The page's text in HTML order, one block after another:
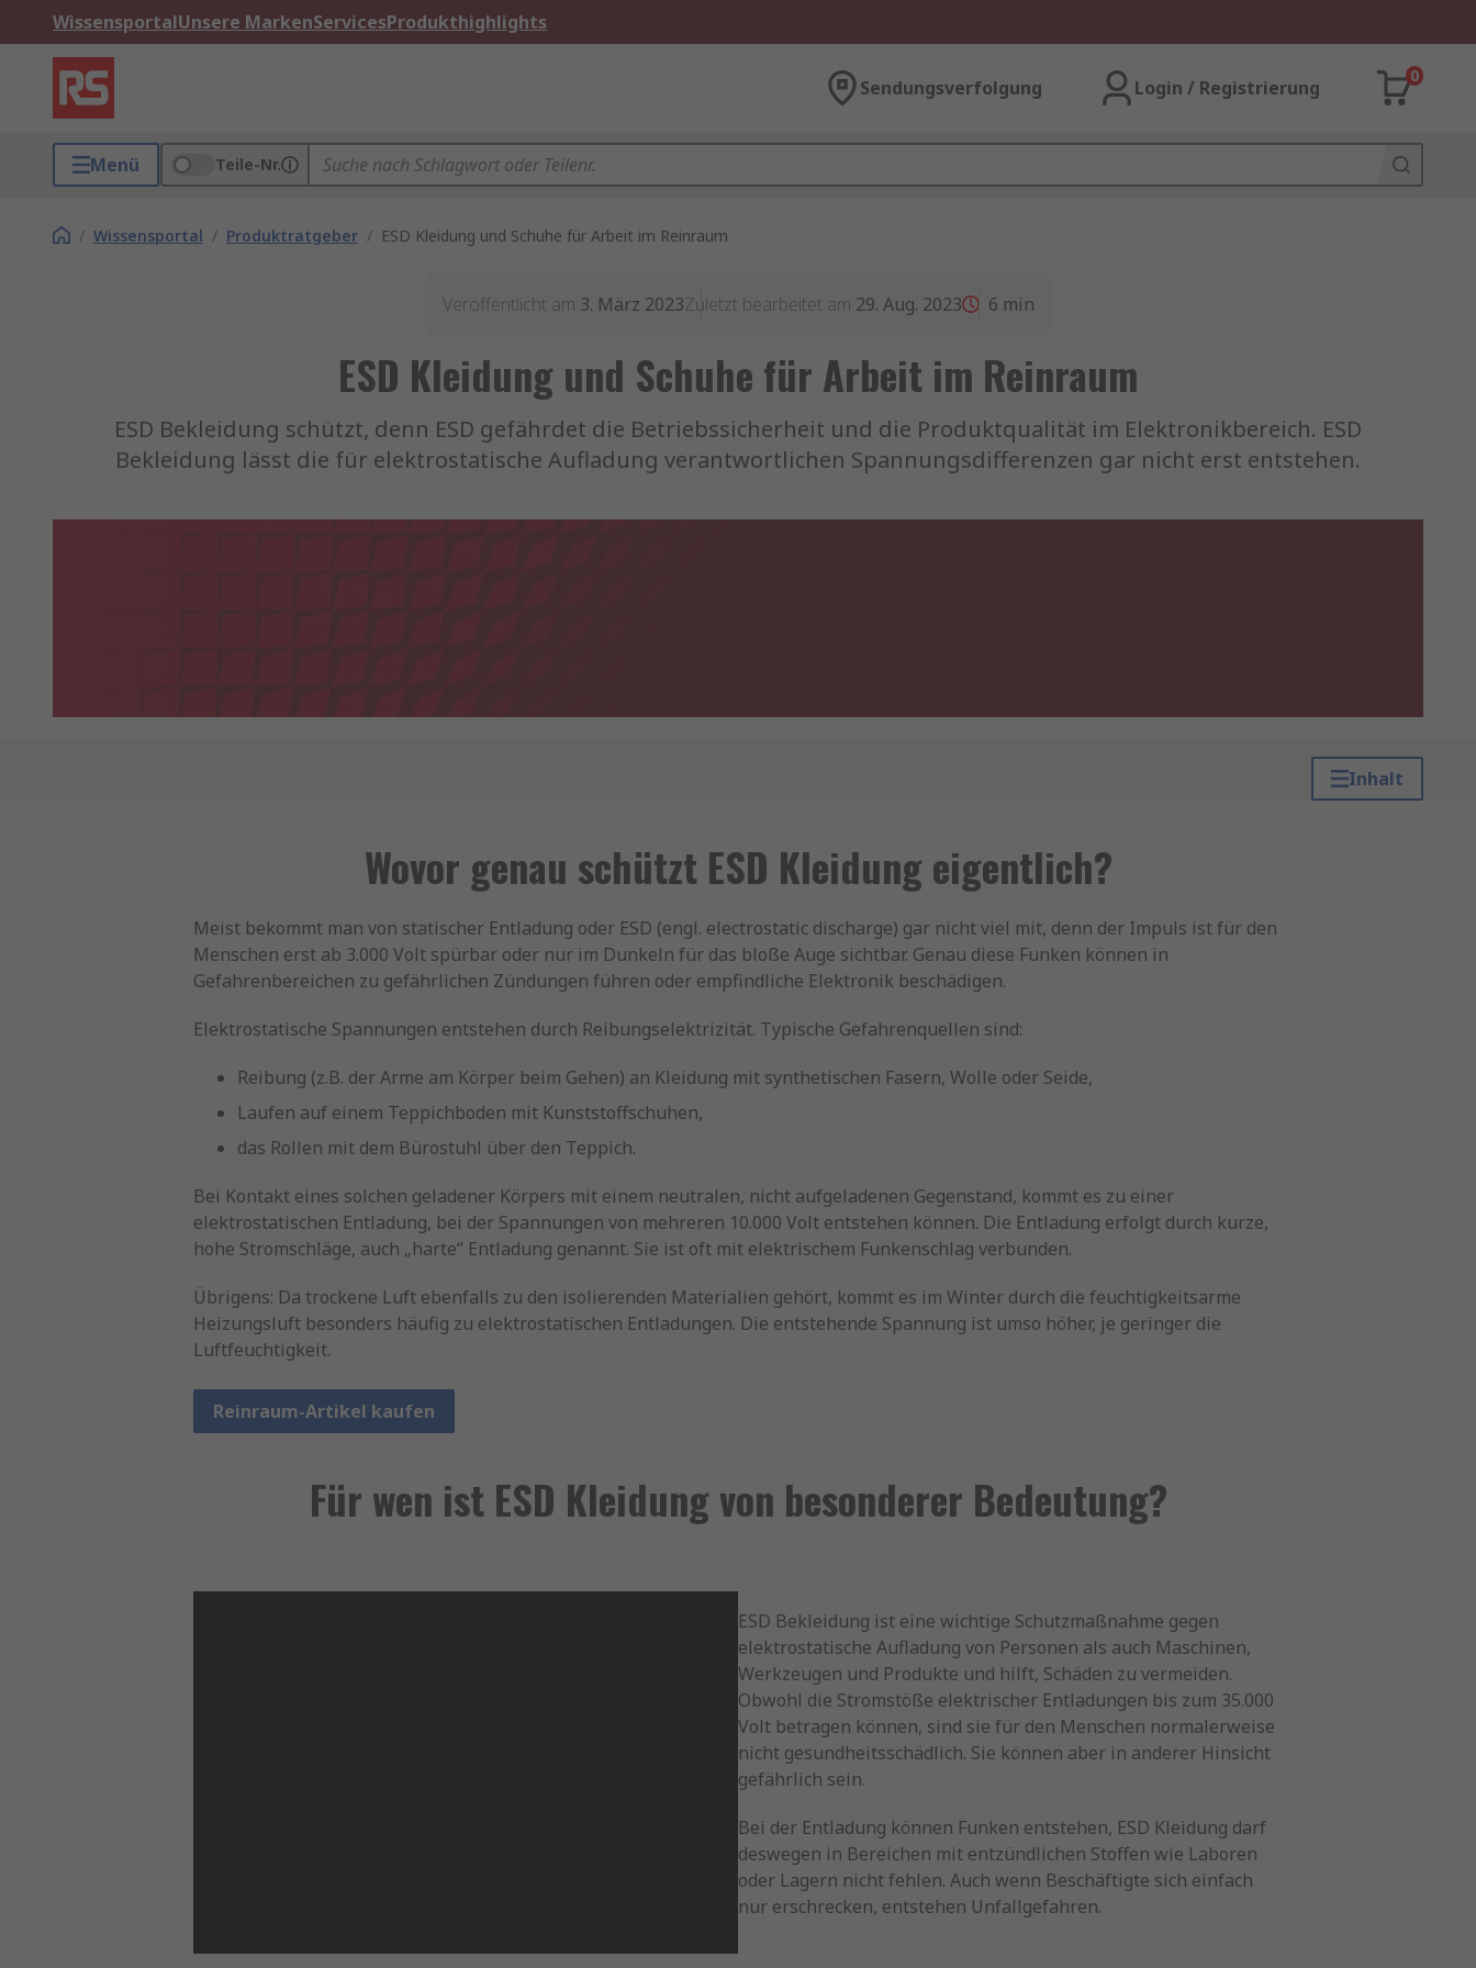
WissensportalUnsere MarkenServicesProdukthighlights
Sendungsverfolgung Login / Registrierung
0
Menü Teile-Nr.
/ Wissensportal / Produktratgeber / ESD Kleidung und Schuhe für Arbeit im Reinraum
Veröffentlicht am 3. März 2023Zuletzt bearbeitet am 29. Aug. 2023 6 min
ESD Kleidung und Schuhe für Arbeit im Reinraum
ESD Bekleidung schützt, denn ESD gefährdet die Betriebssicherheit und die Produktqualität im Elektronikbereich. ESD
Bekleidung lässt die für elektrostatische Aufladung verantwortlichen Spannungsdifferenzen gar nicht erst entstehen.
Inhalt
Wovor genau schützt ESD Kleidung eigentlich?
Meist bekommt man von statischer Entladung oder ESD (engl. electrostatic discharge) gar nicht viel mit, denn der Impuls ist für den
Menschen erst ab 3.000 Volt spürbar oder nur im Dunkeln für das bloße Auge sichtbar. Genau diese Funken können in
Gefahrenbereichen zu gefährlichen Zündungen führen oder empfindliche Elektronik beschädigen.
Elektrostatische Spannungen entstehen durch Reibungselektrizität. Typische Gefahrenquellen sind:
Reibung (z.B. der Arme am Körper beim Gehen) an Kleidung mit synthetischen Fasern, Wolle oder Seide,
Laufen auf einem Teppichboden mit Kunststoffschuhen,
das Rollen mit dem Bürostuhl über den Teppich.
Bei Kontakt eines solchen geladener Körpers mit einem neutralen, nicht aufgeladenen Gegenstand, kommt es zu einer
elektrostatischen Entladung, bei der Spannungen von mehreren 10.000 Volt entstehen können. Die Entladung erfolgt durch kurze,
hohe Stromschläge, auch „harte“ Entladung genannt. Sie ist oft mit elektrischem Funkenschlag verbunden.
Übrigens: Da trockene Luft ebenfalls zu den isolierenden Materialien gehört, kommt es im Winter durch die feuchtigkeitsarme
Heizungsluft besonders häufig zu elektrostatischen Entladungen. Die entstehende Spannung ist umso höher, je geringer die
Luftfeuchtigkeit.
Reinraum-Artikel kaufen
Für wen ist ESD Kleidung von besonderer Bedeutung?
ESD Bekleidung ist eine wichtige Schutzmaßnahme gegen
elektrostatische Aufladung von Personen als auch Maschinen,
Werkzeugen und Produkte und hilft, Schäden zu vermeiden.
Obwohl die Stromstöße elektrischer Entladungen bis zum 35.000
Volt betragen können, sind sie für den Menschen normalerweise
nicht gesundheitsschädlich. Sie können aber in anderer Hinsicht
gefährlich sein.
Bei der Entladung können Funken entstehen, ESD Kleidung darf
deswegen in Bereichen mit entzündlichen Stoffen wie Laboren
oder Lagern nicht fehlen. Auch wenn Beschäftigte sich einfach
nur erschrecken, entstehen Unfallgefahren.